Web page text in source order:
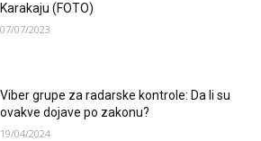
Karakaju (FOTO)
07/07/2023
Viber grupe za radarske kontrole: Da li su
ovakve dojave po zakonu?
19/04/2024